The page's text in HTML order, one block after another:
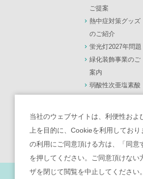
ご提案
熱中症対策グッズ
のご紹介
蛍光灯2027年問題
緑化装飾事業のご
案内
弱酸性次亜塩素酸
イ】
サイトポリシー｜ 個人情報保
当社のウェブサイトは、利便性およ
上を目的に、Cookieを利用してお
の利用にご同意頂ける方は、「同意
を押してください。ご同意頂けない
ザを閉じて閲覧を中止してください。